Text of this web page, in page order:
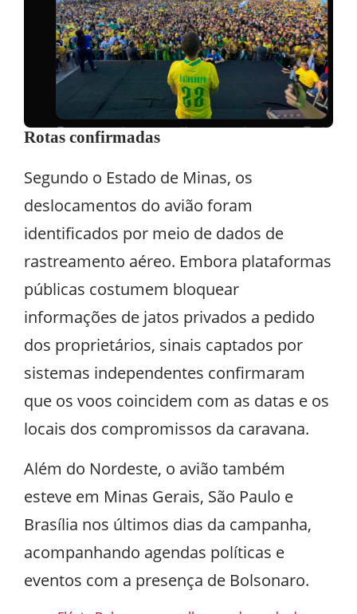
Rotas confirmadas
Segundo o Estado de Minas, os
deslocamentos do avião foram
identificados por meio de dados de
rastreamento aéreo. Embora plataformas
públicas costumem bloquear
informações de jatos privados a pedido
dos proprietários, sinais captados por
sistemas independentes confirmaram
que os voos coincidem com as datas e os
locais dos compromissos da caravana.
Além do Nordeste, o avião também
esteve em Minas Gerais, São Paulo e
Brasília nos últimos dias da campanha,
acompanhando agendas políticas e
eventos com a presença de Bolsonaro.